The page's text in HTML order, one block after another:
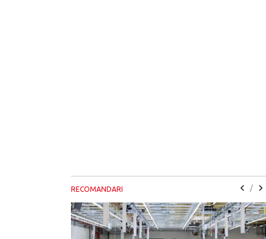
RECOMANDARI /